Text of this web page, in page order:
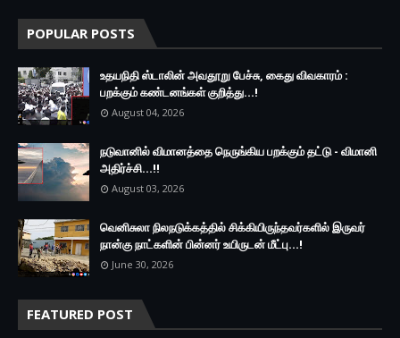
POPULAR POSTS
உதயநிதி ஸ்டாலின் அவதூறு பேச்சு, கைது விவகாரம் :
பறக்கும் கண்டனங்கள் குறித்து...!
August 04, 2026
நடுவானில் விமானத்தை நெருங்கிய பறக்கும் தட்டு - விமானி
அதிர்ச்சி...!!
August 03, 2026
வெனிசுலா நிலநடுக்கத்தில் சிக்கியிருந்தவர்களில் இருவர்
நான்கு நாட்களின் பின்னர் உயிருடன் மீட்பு...!
June 30, 2026
FEATURED POST